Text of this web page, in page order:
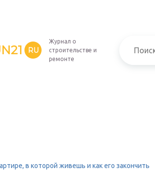
RU
Журнал о
строительстве и
ремонте
в которой живешь и как его закончить